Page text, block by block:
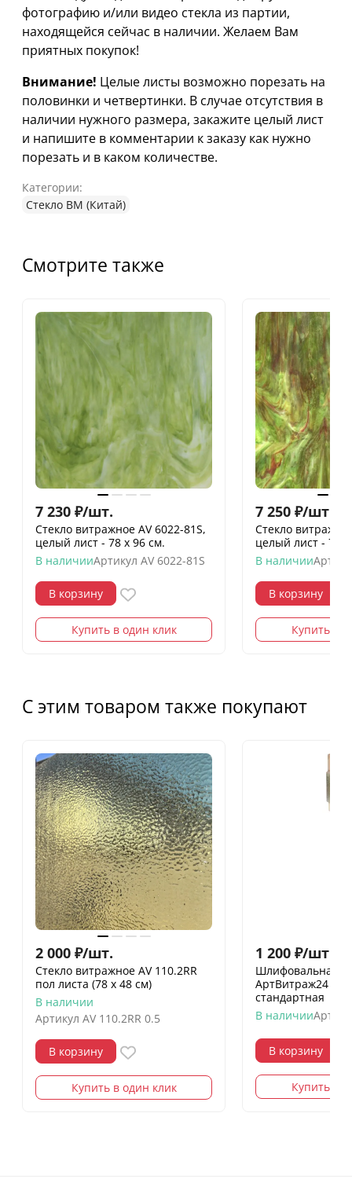
фотографию и/или видео стекла из партии,
находящейся сейчас в наличии. Желаем Вам
приятных покупок!
Внимание! Целые листы возможно порезать на
половинки и четвертинки. В случае отсутствия в
наличии нужного размера, закажите целый лист
и напишите в комментарии к заказу как нужно
порезать и в каком количестве.
Категории:
Стекло ВМ (Китай)
Смотрите также
7 230 ₽/шт.
Стекло витражное AV 6022-81S,
целый лист - 78 х 96 cм.
В наличииАртикул AV 6022-81S
В корзину
Купить в один клик
7 250 ₽/шт.
Стекло
целый лист - 78
В наличии
В корзину
Купить в
С этим товаром также покупают
2 000 ₽/шт.
Стекло витражное AV 110.2RR
пол листа (78 х 48 см)
В наличии
Артикул AV 110.2RR 0.5
В корзину
Купить в один клик
1 200 ₽/шт.
Шлифовальная
АртВитраж24 19
стандартная
В наличии
В корзину
Купить в